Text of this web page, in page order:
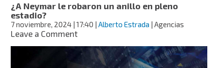
¿A Neymar le robaron un anillo en pleno
estadio?
7 noviembre, 2024 | 17:40 |Alberto Estrada | Agencias
Leave a Commenton
Neymar
le